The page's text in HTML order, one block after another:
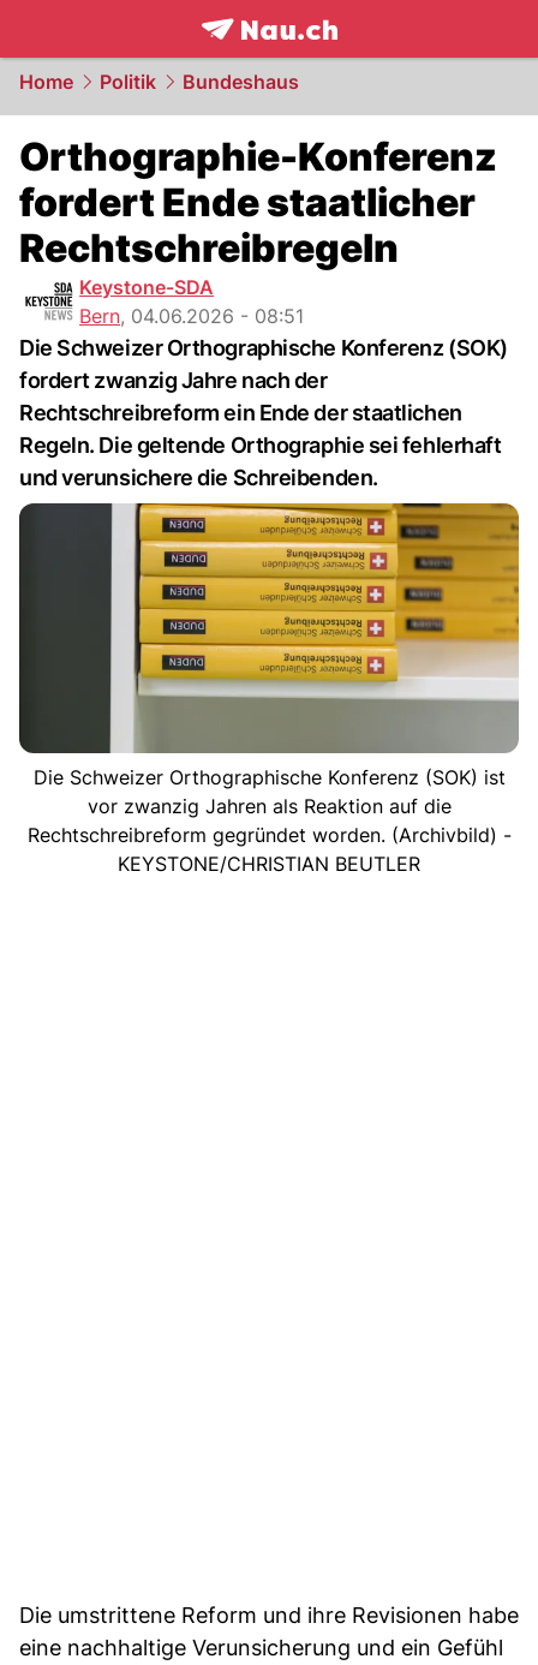
frontpage.NAU.ch
Home Politik Bundeshaus
Orthographie-Konferenz
fordert Ende staatlicher
Rechtschreibregeln
Keystone-SDA
Bern, 04.06.2026 - 08:51
Die Schweizer Orthographische Konferenz (SOK)
fordert zwanzig Jahre nach der
Rechtschreibreform ein Ende der staatlichen
Regeln. Die geltende Orthographie sei fehlerhaft
und verunsichere die Schreibenden.
Die Schweizer Orthographische Konferenz (SOK) ist
vor zwanzig Jahren als Reaktion auf die
Rechtschreibreform gegründet worden. (Archivbild) -
KEYSTONE/CHRISTIAN BEUTLER
Die umstrittene Reform und ihre Revisionen habe
eine nachhaltige Verunsicherung und ein Gefühl